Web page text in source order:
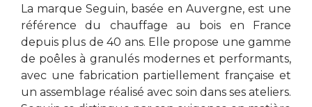
La marque Seguin, basée en Auvergne, est une
référence du chauffage au bois en France
depuis plus de 40 ans. Elle propose une gamme
de poêles à granulés modernes et performants,
avec une fabrication partiellement française et
un assemblage réalisé avec soin dans ses ateliers.